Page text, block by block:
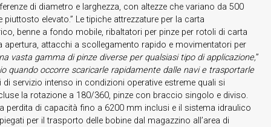
di diametro e larghezza, con altezze che variano da 500
elevato.” Le tipiche attrezzature per la carta
benne a fondo mobile, ribaltatori per pinze per rotoli di carta
attacchi a scollegamento rapido e movimentatori per
vasta gamma di pinze diverse per qualsiasi tipo di applicazione,”
quando occorre scaricarle rapidamente dalle navi e trasportarle
servizio intenso in condizioni operative estreme quali si
la rotazione a 180/360, pinze con braccio singolo e diviso.
perdita di capacità fino a 6200 mm inclusi e il sistema idraulico
per il trasporto delle bobine dal magazzino all’area di